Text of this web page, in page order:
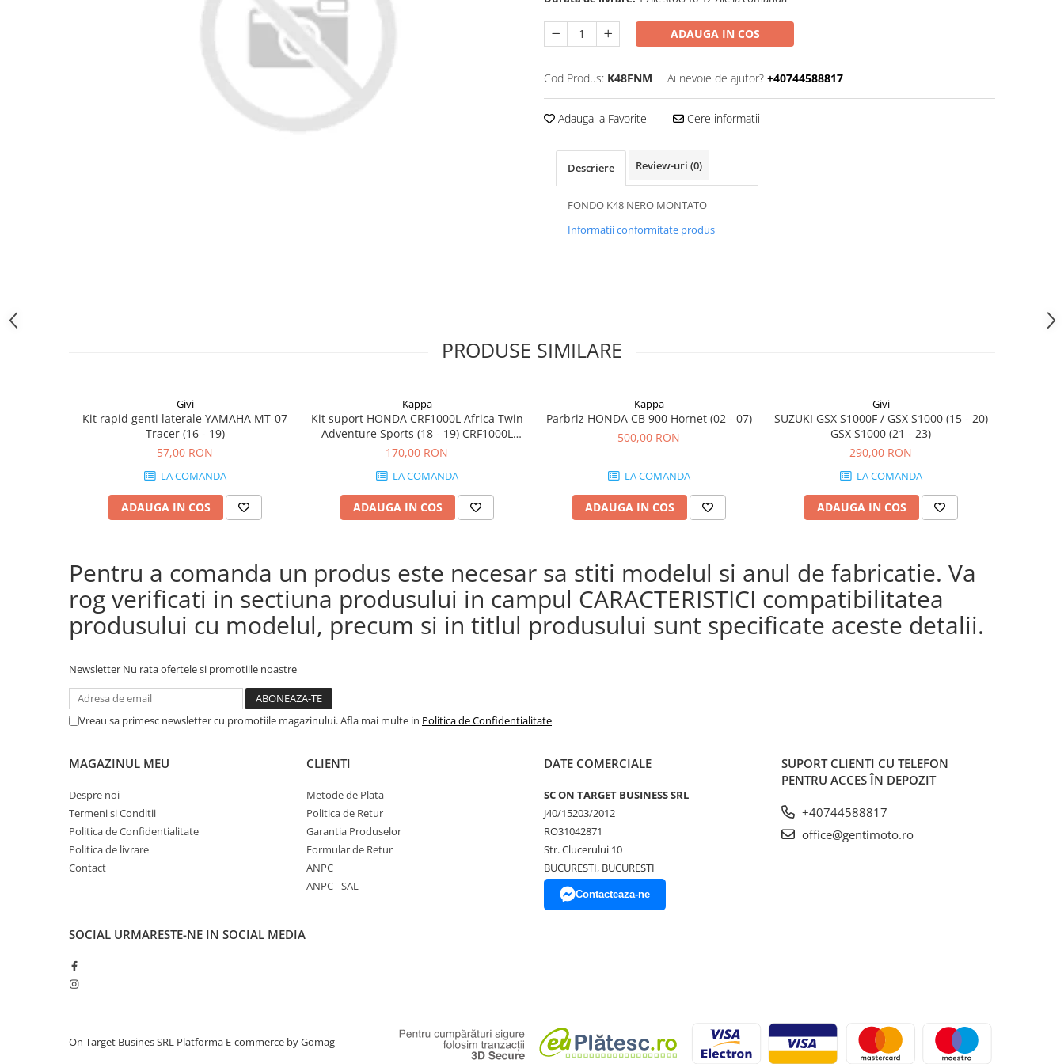
ADAUGA IN COS
Cod Produs: K48FNM Ai nevoie de ajutor? +40744588817
Adauga la Favorite Cere informatii
Descriere Review-uri (0)
FONDO K48 NERO MONTATO
Informatii conformitate produs
PRODUSE SIMILARE
Givi
Kit rapid genti laterale YAMAHA MT-07
Tracer (16 - 19)
57,00 RON
LA COMANDA
ADAUGA IN COS
Kappa
Kit suport HONDA CRF1000L Africa Twin
Adventure Sports (18 - 19) CRF1000L
Africa Twin (18 - 19)
170,00 RON
LA COMANDA
ADAUGA IN COS
Kappa
Parbriz HONDA CB 900 Hornet (02 - 07)
500,00 RON
LA COMANDA
ADAUGA IN COS
Givi
SUZUKI GSX S1000F / GSX S1000 (15 - 20)
GSX S1000 (21 - 23)
290,00 RON
LA COMANDA
ADAUGA IN COS
Pentru a comanda un produs este necesar sa stiti modelul si anul de fabricatie. Va
rog verificati in sectiuna produsului in campul CARACTERISTICI compatibilitatea
produsului cu modelul, precum si in titlul produsului sunt specificate aceste detalii.
Newsletter Nu rata ofertele si promotiile noastre
Vreau sa primesc newsletter cu promotiile magazinului. Afla mai multe in Politica de Confidentialitate
MAGAZINUL MEU
Despre noi
Termeni si Conditii
Politica de Confidentialitate
Politica de livrare
Contact
CLIENTI
Metode de Plata
Politica de Retur
Garantia Produselor
Formular de Retur
ANPC
ANPC - SAL
DATE COMERCIALE
SC ON TARGET BUSINESS SRL
J40/15203/2012
RO31042871
Str. Clucerului 10
BUCURESTI, BUCURESTI
Contacteaza-ne
SUPORT CLIENTI CU TELEFON
PENTRU ACCES ÎN DEPOZIT
+40744588817
office@gentimoto.ro
SOCIAL URMARESTE-NE IN SOCIAL MEDIA
On Target Busines SRL Platforma E-commerce by Gomag